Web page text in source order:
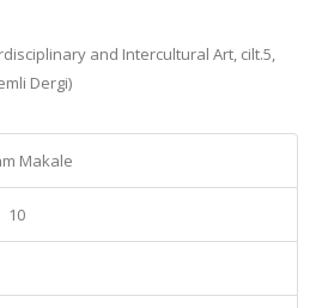
and Intercultural Art, cilt.5,
Dergi)
Makale
10